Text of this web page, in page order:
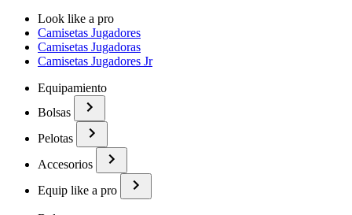
Look like a pro
Camisetas Jugadores
Camisetas Jugadoras
Camisetas Jugadores Jr
Equipamiento
Bolsas
Pelotas
Accesorios
Equip like a pro